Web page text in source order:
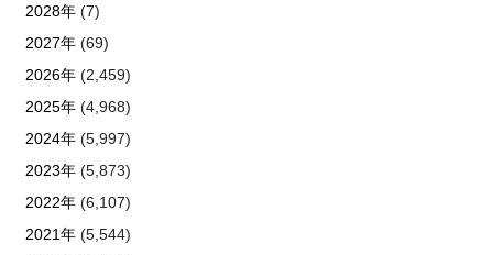
2028年(7)
2027年(69)
2026年(2,459)
2025年(4,968)
2024年(5,997)
2023年(5,873)
2022年(6,107)
2021年(5,544)